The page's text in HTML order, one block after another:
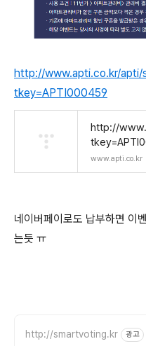
http://www.apti.co.kr/apti/
tkey=APTI000459
http://
www.apti.co.kr
네이버페이로도 납부하면 이
는듯 ㅠ
http://smartvoting.kr 광고